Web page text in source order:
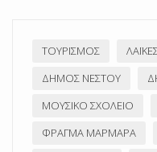
ΤΟΥΡΙΣΜΌΣ
ΔΉΜΟΣ ΝΈΣΤΟΥ
ΜΟΥΣΙΚΌ ΣΧΟΛΕΊΟ
ΦΡΆΓΜΑ ΜΑΡΜΑΡΆ